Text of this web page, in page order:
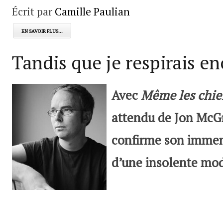
Écrit par Camille Paulian
EN SAVOIR PLUS...
Tandis que je respirais
Avec Même les
attendu de Jon
confirme son
d’une insolente